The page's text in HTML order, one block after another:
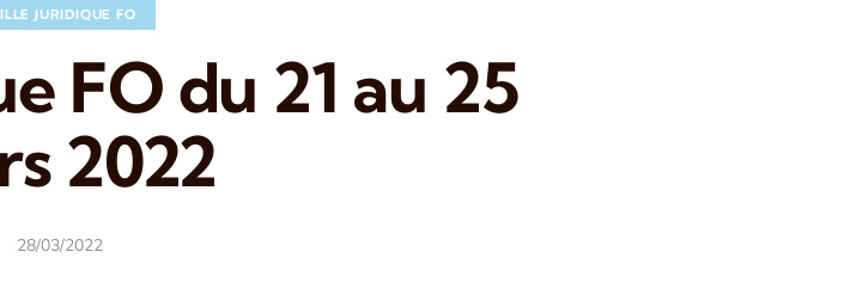
JURIDIQUE FO
FO du 21 au 25
2022
28/03/2022